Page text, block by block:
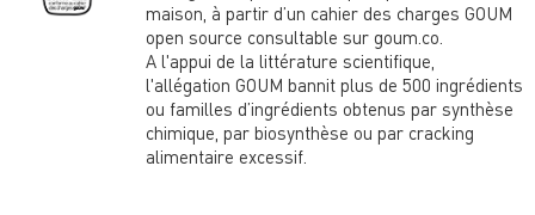
maison, à partir d’un cahier des charges GOUM
open source consultable sur goum.co.
A l'appui de la littérature scientifique,
l'allégation GOUM bannit plus de 500 ingrédients
ou familles d’ingrédients obtenus par synthèse
chimique, par biosynthèse ou par cracking
alimentaire excessif.